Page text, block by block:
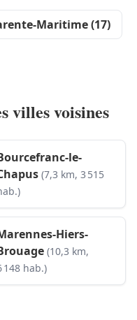
Maritime (17)
villes voisines
le-
(7,3 km, 3 515
Hiers-
(10,3 km,
148 hab.)